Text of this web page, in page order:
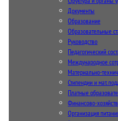
Документы
Образование
Образовательные
Руководство
Педагогический
Международное
Материально-
Стипендии и мат.
Платные
Финансово-
Организация